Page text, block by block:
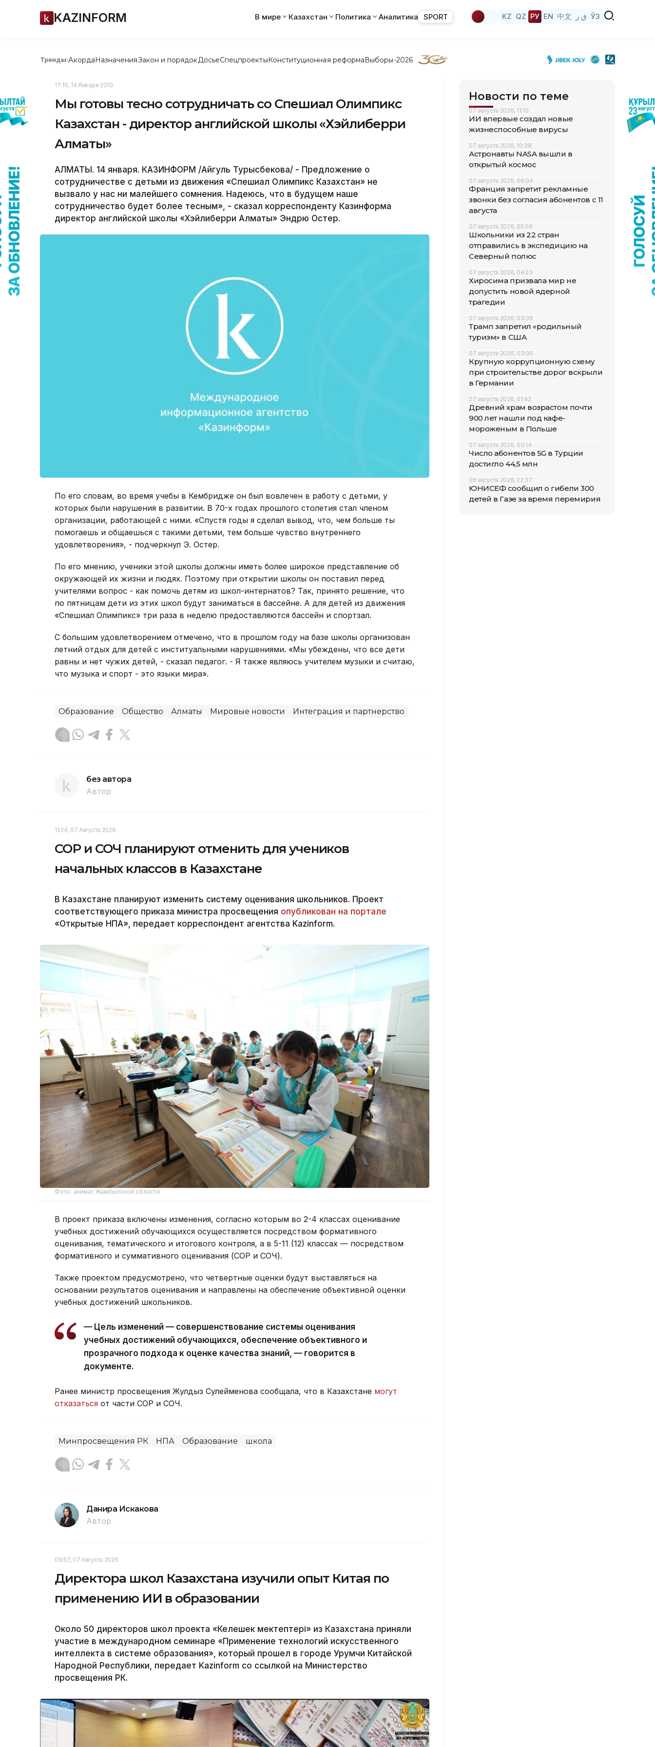
KAZINFORM В мире Казахстан Политика Аналитика SPORT KZ QZ РУ EN 中文 ق ز ЎЗ
Тренды:АкордаНазначенияЗакон и порядок ДосьеСпецпроектыКонституционная реформаВыборы-2026
17:16, 14 Января 2010
Мы готовы тесно сотрудничать со Спешиал Олимпикс
Казахстан - директор английской школы «Хэйлиберри
Алматы»
АЛМАТЫ. 14 января. КАЗИНФОРМ /Айгуль Турысбекова/ - Предложение о
сотрудничестве с детьми из движения «Спешиал Олимпикс Казахстан» не
вызвало у нас ни малейшего сомнения. Надеюсь, что в будущем наше
сотрудничество будет более тесным», - сказал корреспонденту Казинформа
директор английской школы «Хэйлиберри Алматы» Эндрю Остер.
По его словам, во время учебы в Кембридже он был вовлечен в работу с детьми, у
которых были нарушения в развитии. В 70-х годах прошлого столетия стал членом
организации, работающей с ними. «Спустя годы я сделал вывод, что, чем больше ты
помогаешь и общаешься с такими детьми, тем больше чувство внутреннего
удовлетворения», - подчеркнул Э. Остер.
По его мнению, ученики этой школы должны иметь более широкое представление об
окружающей их жизни и людях. Поэтому при открытии школы он поставил перед
учителями вопрос - как помочь детям из школ-интернатов? Так, принято решение, что
по пятницам дети из этих школ будут заниматься в бассейне. А для детей из движения
«Спешиал Олимпикс» три раза в неделю предоставляются бассейн и спортзал.
С большим удовлетворением отмечено, что в прошлом году на базе школы организован
летний отдых для детей с институальными нарушениями. «Мы убеждены, что все дети
равны и нет чужих детей, - сказал педагог. - Я также являюсь учителем музыки и считаю,
что музыка и спорт - это языки мира».
Образование Общество Алматы Мировые новости Интеграция и партнерство
без автора
Автор
11:24, 07 Августа 2026
СОР и СОЧ планируют отменить для учеников
начальных классов в Казахстане
В Казахстане планируют изменить систему оценивания школьников. Проект
соответствующего приказа министра просвещения опубликован на портале
«Открытые НПА», передает корреспондент агентства Kazinform.
Фото: акимат Жамбылской области
В проект приказа включены изменения, согласно которым во 2-4 классах оценивание
учебных достижений обучающихся осуществляется посредством формативного
оценивания, тематического и итогового контроля, а в 5-11 (12) классах — посредством
формативного и суммативного оценивания (СОР и СОЧ).
Также проектом предусмотрено, что четвертные оценки будут выставляться на
основании результатов оценивания и направлены на обеспечение объективной оценки
учебных достижений школьников.
— Цель изменений — совершенствование системы оценивания
учебных достижений обучающихся, обеспечение объективного и
прозрачного подхода к оценке качества знаний, — говорится в
документе.
Ранее министр просвещения Жулдыз Сулейменова сообщала, что в Казахстане могут
отказаться от части СОР и СОЧ.
Минпросвещения РК НПА Образование школа
Данира Искакова
Автор
09:57, 07 Августа 2026
Директора школ Казахстана изучили опыт Китая по
применению ИИ в образовании
Около 50 директоров школ проекта «Келешек мектептері» из Казахстана приняли
участие в международном семинаре «Применение технологий искусственного
интеллекта в системе образования», который прошел в городе Урумчи Китайской
Народной Республики, передает Kazinform со ссылкой на Министерство
просвещения РК.
Новости по теме
07 августа 2026, 11:10
ИИ впервые создал новые
жизнеспособные вирусы
07 августа 2026, 10:38
Астронавты NASA вышли в
открытый космос
07 августа 2026, 06:04
Франция запретит рекламные
звонки без согласия абонентов с 11
августа
07 августа 2026, 05:09
Школьники из 22 стран
отправились в экспедицию на
Северный полюс
07 августа 2026, 04:23
Хиросима призвала мир не
допустить новой ядерной
трагедии
07 августа 2026, 03:36
Трамп запретил «родильный
туризм» в США
07 августа 2026, 03:00
Крупную коррупционную схему
при строительстве дорог вскрыли
в Германии
07 августа 2026, 01:42
Древний храм возрастом почти
900 лет нашли под кафе-
мороженым в Польше
07 августа 2026, 00:14
Число абонентов 5G в Турции
достигло 44,5 млн
06 августа 2026, 22:37
ЮНИСЕФ сообщил о гибели 300
детей в Газе за время перемирия